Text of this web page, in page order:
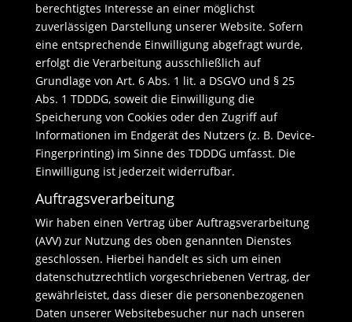
berechtigtes Interesse an einer möglichst
zuverlässigen Darstellung unserer Website. Sofern
eine entsprechende Einwilligung abgefragt wurde,
erfolgt die Verarbeitung ausschließlich auf
Grundlage von Art. 6 Abs. 1 lit. a DSGVO und § 25
Abs. 1 TDDDG, soweit die Einwilligung die
Speicherung von Cookies oder den Zugriff auf
Informationen im Endgerät des Nutzers (z. B. Device-
Fingerprinting) im Sinne des TDDDG umfasst. Die
Einwilligung ist jederzeit widerrufbar.
Auftragsverarbeitung
Wir haben einen Vertrag über Auftragsverarbeitung
(AVV) zur Nutzung des oben genannten Dienstes
geschlossen. Hierbei handelt es sich um einen
datenschutzrechtlich vorgeschriebenen Vertrag, der
gewährleistet, dass dieser die personenbezogenen
Daten unserer Websitebesucher nur nach unseren